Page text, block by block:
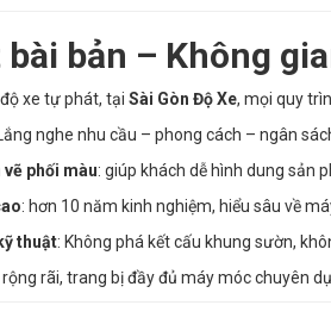
bản – Không
xe tự phát, tại Sài Gòn Độ Xe, mọi quy
nghe nhu cầu – phong cách – ngân
vẽ phối màu: giúp khách dễ hình dung sản
: hơn 10 năm kinh nghiệm, hiểu sâu về
thuật: Không phá kết cấu khung sườn,
rãi, trang bị đầy đủ máy móc chuyên